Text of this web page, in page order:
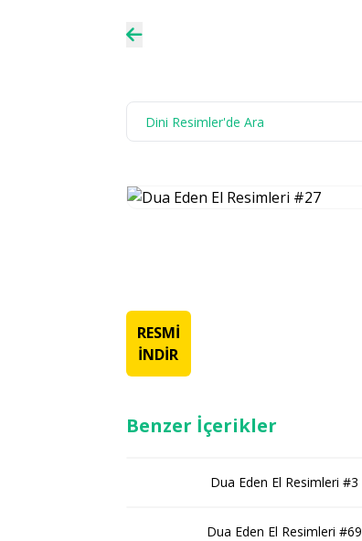
RESMİ
İNDİR
Benzer İçerikler
Dua Eden El Resimleri #3
Dua Eden El Resimleri #69